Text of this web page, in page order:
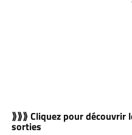
⟫⟫⟫ Cliquez pour découvrir
sorties